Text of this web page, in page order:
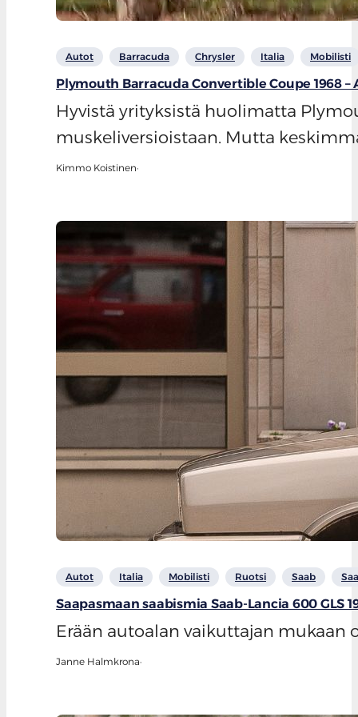
Autot Barracuda Chrysler Italia Mobilisti
Plymouth Barracuda Convertible Coupe 1968
Hyvistä yrityksistä huolimatta
muskeliversioistaan. Mutta
Kimmo Koistinen·
Autot Italia Mobilisti Ruotsi Saab
Saapasmaan saabismia Saab-Lancia 600 GLS
Erään autoalan vaikuttajan mukaan
Janne Halmkrona·